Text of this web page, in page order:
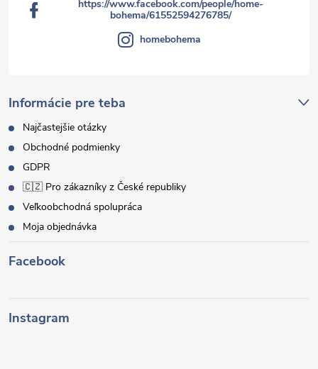
Informácie pre teba
Najčastejšie otázky
Obchodné podmienky
GDPR
🇨🇿 Pro zákazníky z České republiky
Veľkoobchodná spolupráca
Moja objednávka
https://www.facebook.com/people/home-
bohema/61552594276785/
homebohema
Facebook
Instagram